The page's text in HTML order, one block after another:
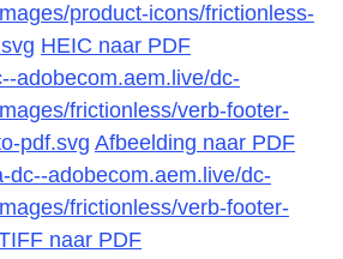
product-icons/frictionless-
HEIC naar PDF
adobecom.aem.live/dc-
frictionless/verb-footer-
pdf.svg Afbeelding naar PDF
dc--adobecom.aem.live/dc-
frictionless/verb-footer-
naar PDF